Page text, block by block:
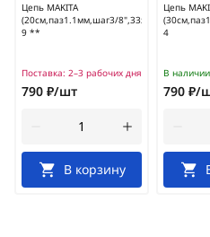
Цепь MAKITA
(20см,паз1.1мм,шаг3/8",33звена,90PX)/
9 **
Поставка: 2–3 рабочих дня
790 ₽/шт
В корзину
Цепь
4
В
790 ₽/